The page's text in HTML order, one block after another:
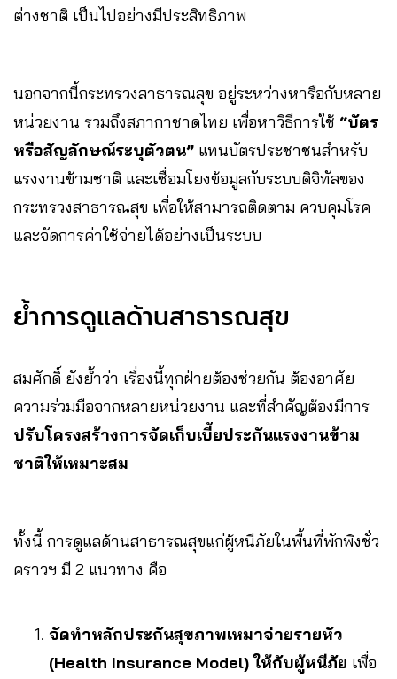
ต่างชาติ เป็นไปอย่างมีประสิทธิภาพ
นอกจากนี้กระทรวงสาธารณสุข อยู่ระหว่างหารือกับหลาย
หน่วยงาน รวมถึงสภากาชาดไทย เพื่อหาวิธีการใช้ “บัตร
หรือสัญลักษณ์ระบุตัวตน” แทนบัตรประชาชนสำหรับ
แรงงานข้ามชาติ และเชื่อมโยงข้อมูลกับระบบดิจิทัลของ
กระทรวงสาธารณสุข เพื่อให้สามารถติดตาม ควบคุมโรค
และจัดการค่าใช้จ่ายได้อย่างเป็นระบบ
ย้ำการดูแลด้านสาธารณสุข
สมศักดิ์ ยังย้ำว่า เรื่องนี้ทุกฝ่ายต้องช่วยกัน ต้องอาศัย
ความร่วมมือจากหลายหน่วยงาน และที่สำคัญต้องมีการ
ปรับโครงสร้างการจัดเก็บเบี้ยประกันแรงงานข้าม
ชาติให้เหมาะสม
ทั้งนี้ การดูแลด้านสาธารณสุขแก่ผู้หนีภัยในพื้นที่พักพิงชั่ว
คราวฯ มี 2 แนวทาง คือ
จัดทำหลักประกันสุขภาพเหมาจ่ายรายหัว
(Health Insurance Model) ให้กับผู้หนีภัย เพื่อ